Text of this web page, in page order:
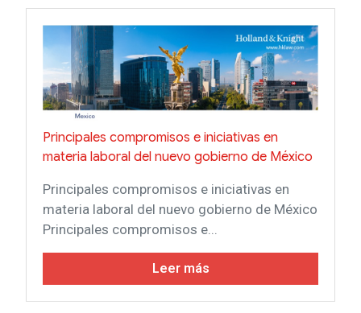
CONTACTO
SOCIOS
SOCIOS
ACCESO SOCIOS CANCHAM
AFÍLIATE
Principales compromisos e iniciativas en
materia laboral del nuevo gobierno de México
Principales compromisos e iniciativas en
materia laboral del nuevo gobierno de México
Principales compromisos e...
Leer más